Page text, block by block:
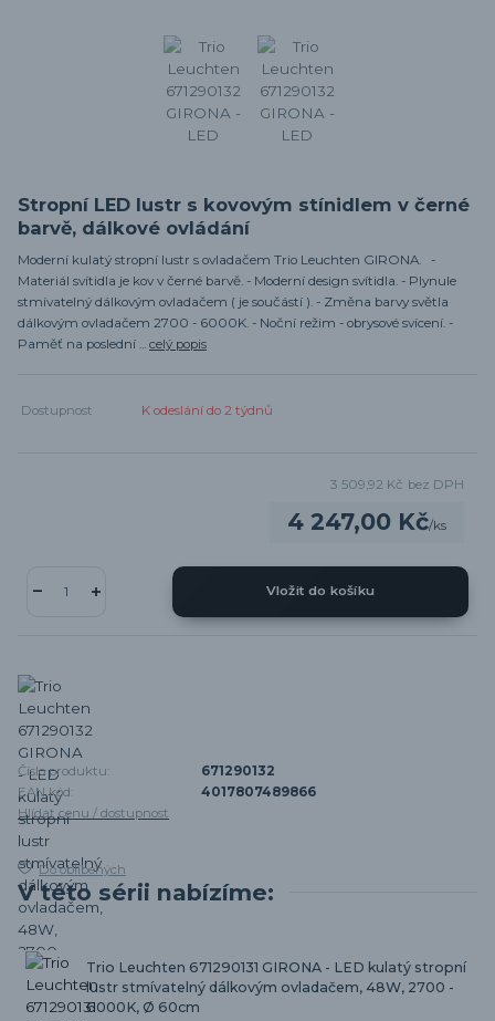
Stropní LED lustr s kovovým stínidlem v černé
barvě, dálkové ovládání
Moderní kulatý stropní lustr s ovladačem Trio Leuchten GIRONA. -
Materiál svítidla je kov v černé barvě. - Moderní design svítidla. - Plynule
stmívatelný dálkovým ovladačem ( je součástí ). - Změna barvy světla
dálkovým ovladačem 2700 - 6000K. - Noční režim - obrysové svícení. -
Paměť na poslední ... celý popis
Dostupnost K odeslání do 2 týdnů
4 247,00 Kč/ks
3 509,92 Kč bez DPH
Vložit do košíku
Číslo produktu:
671290132
EAN kód:
4017807489866
Hlídat cenu / dostupnost
Do oblíbených
V této sérii nabízíme:
Trio Leuchten 671290131 GIRONA - LED kulatý stropní
lustr stmívatelný dálkovým ovladačem, 48W, 2700 -
6000K, Ø 60cm